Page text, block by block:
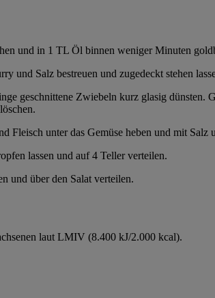
und in 1 TL Öl binnen weniger Minuten
und Salz bestreuen und zugedeckt stehen
geschnittene Zwiebeln kurz glasig
Fleisch unter das Gemüse heben und mit Salz
lassen und auf 4 Teller verteilen.
und über den Salat verteilen.
laut LMIV (8.400 kJ/2.000 kcal).